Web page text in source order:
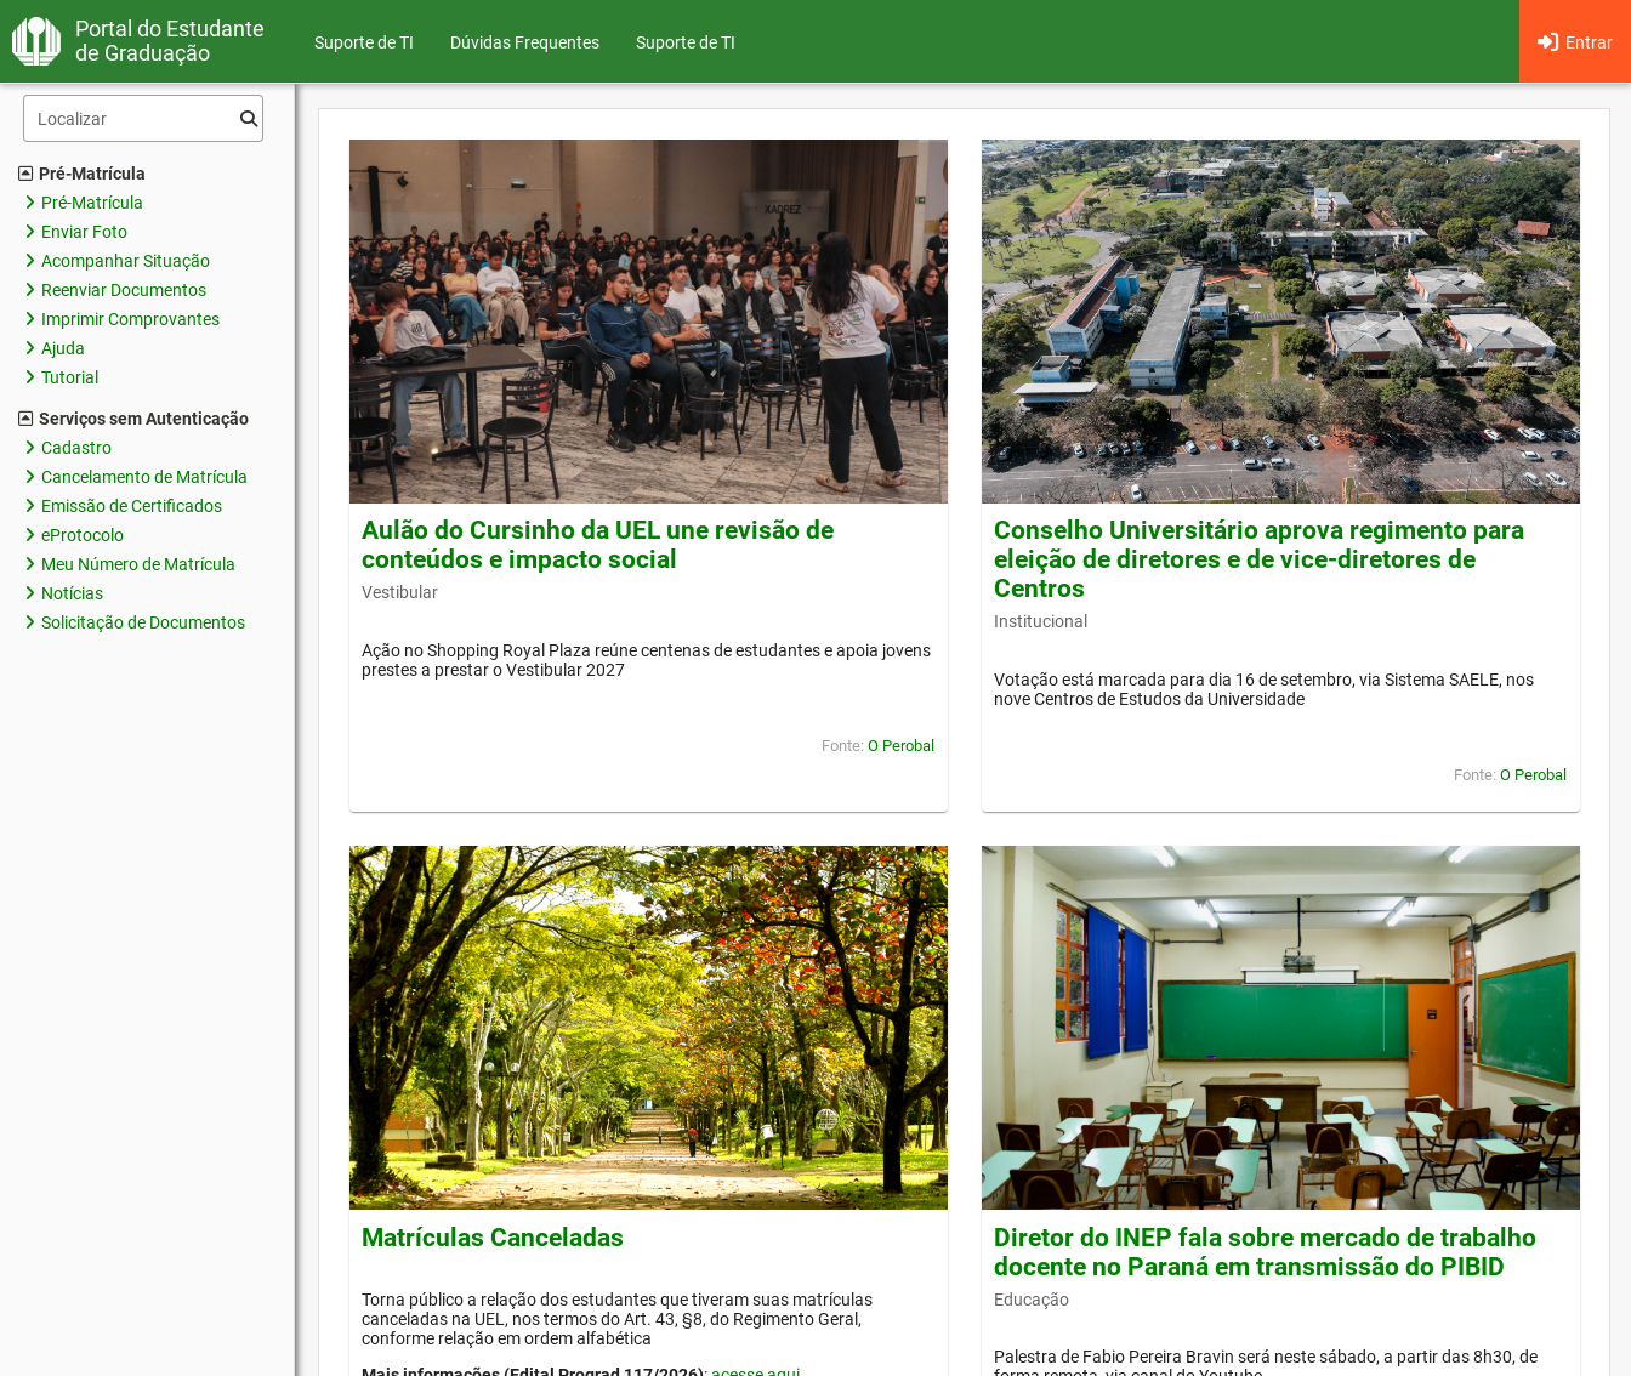
Portal do Estudante
de Graduação
Suporte de TI Dúvidas Frequentes Entrar
Suporte de TI
Pré-Matrícula
Pré-Matrícula
Enviar Foto
Acompanhar Situação
Reenviar Documentos
Imprimir Comprovantes
Ajuda
Tutorial
Serviços sem Autenticação
Cadastro
Cancelamento de Matrícula
Emissão de Certificados
eProtocolo
Meu Número de Matrícula
Notícias
Solicitação de Documentos
Aulão do Cursinho da UEL une revisão de
conteúdos e impacto social
Vestibular
Ação no Shopping Royal Plaza reúne centenas de estudantes e apoia jovens
prestes a prestar o Vestibular 2027
Fonte: O Perobal
Conselho Universitário aprova regimento para
eleição de diretores e de vice-diretores de
Centros
Institucional
Votação está marcada para dia 16 de setembro, via Sistema SAELE, nos
nove Centros de Estudos da Universidade
Fonte: O Perobal
Matrículas Canceladas
Torna público a relação dos estudantes que tiveram suas matrículas
canceladas na UEL, nos termos do Art. 43, §8, do Regimento Geral,
conforme relação em ordem alfabética
Diretor do INEP fala sobre mercado de trabalho
docente no Paraná em transmissão do PIBID
Educação
Palestra de Fabio Pereira Bravin será neste sábado, a partir das 8h30, de